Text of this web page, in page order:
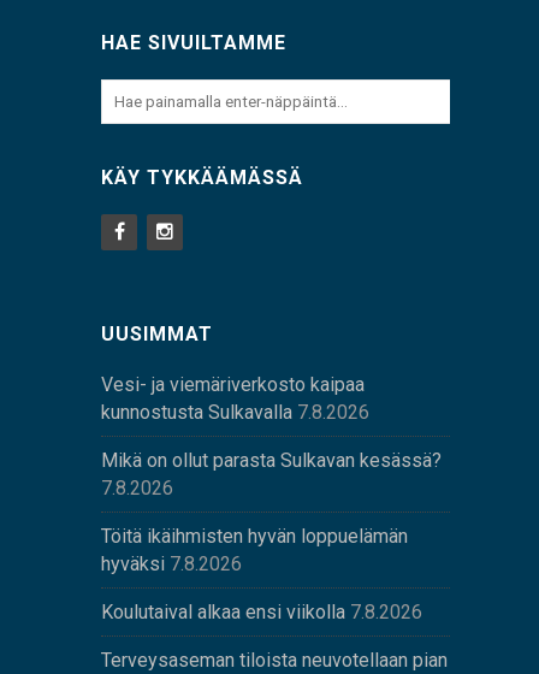
HAE SIVUILTAMME
KÄY TYKKÄÄMÄSSÄ
UUSIMMAT
Vesi- ja viemäriverkosto kaipaa
kunnostusta Sulkavalla 7.8.2026
Mikä on ollut parasta Sulkavan kesässä?
7.8.2026
Töitä ikäihmisten hyvän loppuelämän
hyväksi 7.8.2026
Koulutaival alkaa ensi viikolla 7.8.2026
Terveysaseman tiloista neuvotellaan pian